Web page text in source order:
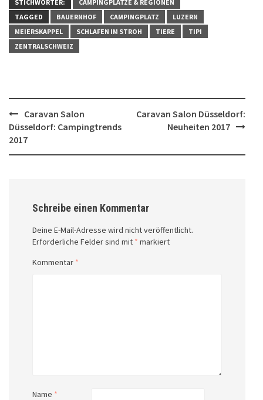
STICHWÖRTER:
CAMPINGPLÄTZE & REGIONEN
TAGGED
BAUERNHOF CAMPINGPLATZ
LUZERN
MEIERSKAPPEL
SCHLAFEN IM STROH TIERE
TIPI
ZENTRALSCHWEIZ
Post
navigation
Caravan Salon
Düsseldorf: Campingtrends
2017
Caravan Salon Düsseldorf:
Neuheiten 2017
Schreibe einen Kommentar
Deine E-Mail-Adresse wird nicht veröffentlicht.
Erforderliche Felder sind mit * markiert
Kommentar *
Name *